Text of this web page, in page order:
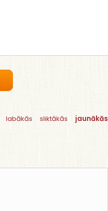
labākās sliktākās jaunākās